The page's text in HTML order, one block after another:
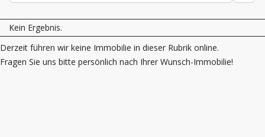
Kein Ergebnis.
Derzeit führen wir keine Immobilie in dieser Rubrik online.
Fragen Sie uns bitte persönlich nach Ihrer Wunsch-Immobilie!